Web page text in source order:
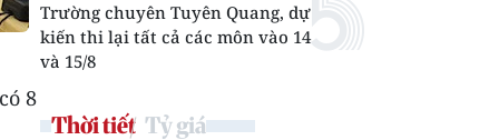
8
Trường chuyên Tuyên Quang, dự
kiến thi lại tất cả các môn vào 14
và 15/8
Thời tiết Tỷ giá